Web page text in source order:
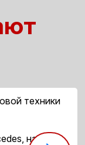
техники
наши